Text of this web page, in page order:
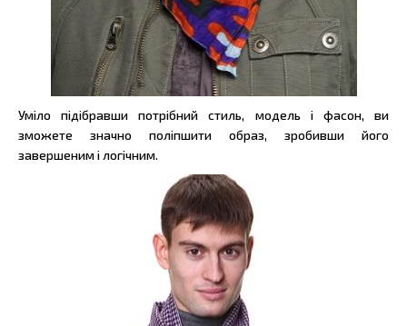
Уміло підібравши потрібний стиль, модель і фасон, ви
зможете значно поліпшити образ, зробивши його
завершеним і логічним.